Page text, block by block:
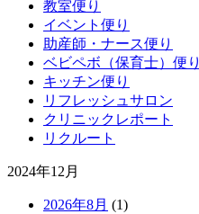
教室便り
イベント便り
助産師・ナース便り
ベビペボ（保育士）便り
キッチン便り
リフレッシュサロン
クリニックレポート
リクルート
2024年12月
2026年8月 (1)